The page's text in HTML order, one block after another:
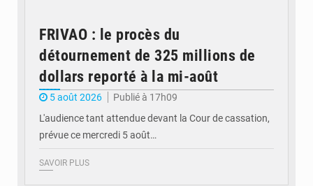
FRIVAO : le procès du
détournement de 325 millions de
dollars reporté à la mi-août
5 août 2026
Publié à 17h09
L'audience tant attendue devant la Cour de cassation,
prévue ce mercredi 5 août…
SAVOIR PLUS